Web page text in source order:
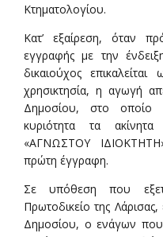
Κτηματολογίου.
Κατ’ εξαίρεση, όταν
εγγραφής με την
δικαιούχος
χρησικτησία, η αγωγή
Δημοσίου, στο οποίο
κυριότητα τα
«ΑΓΝΩΣΤΟΥ
πρώτη έγγραφη.
Σε υπόθεση που
Πρωτοδικείο της
Δημοσίου, ο ενάγων που